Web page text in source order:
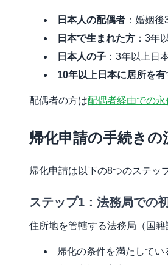
日本人の配偶者 ：婚姻
日本で生まれた方 ：3年
日本人の子 ：3年以上日
10年以上日本に居所を有
配偶者の方は配偶者経由での
帰化申請の手続きの
帰化申請は以下の8つのステッ
ステップ1：法務局での
住所地を管轄する法務局（国
帰化の条件を満たしてい